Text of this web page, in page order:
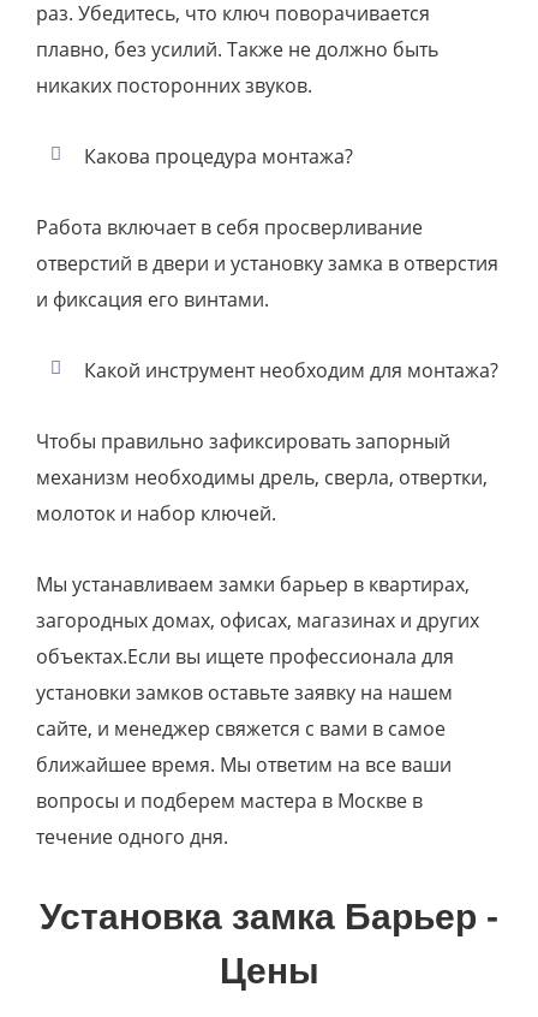
раз. Убедитесь, что ключ поворачивается
плавно, без усилий. Также не должно быть
никаких посторонних звуков.
Какова процедура монтажа?
Работа включает в себя просверливание
отверстий в двери и установку замка в отверстия
и фиксация его винтами.
Какой инструмент необходим для монтажа?
Чтобы правильно зафиксировать запорный
механизм необходимы дрель, сверла, отвертки,
молоток и набор ключей.
Мы устанавливаем замки барьер в квартирах,
загородных домах, офисах, магазинах и других
объектах.Если вы ищете профессионала для
установки замков оставьте заявку на нашем
сайте, и менеджер свяжется с вами в самое
ближайшее время. Мы ответим на все ваши
вопросы и подберем мастера в Москве в
течение одного дня.
Установка замка Барьер -
Цены